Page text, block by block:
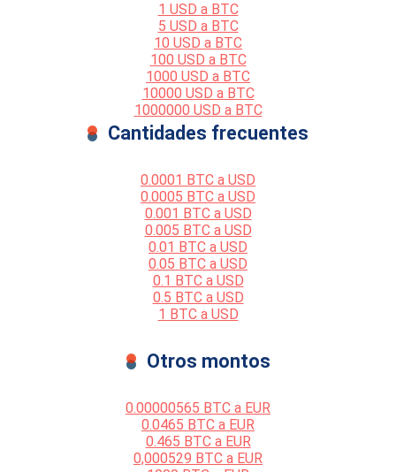
1 USD a BTC
5 USD a BTC
10 USD a BTC
100 USD a BTC
1000 USD a BTC
10000 USD a BTC
1000000 USD a BTC
Cantidades frecuentes
0.0001 BTC a USD
0.0005 BTC a USD
0.001 BTC a USD
0.005 BTC a USD
0.01 BTC a USD
0.05 BTC a USD
0.1 BTC a USD
0.5 BTC a USD
1 BTC a USD
Otros montos
0.00000565 BTC a EUR
0.0465 BTC a EUR
0.465 BTC a EUR
0,000529 BTC a EUR